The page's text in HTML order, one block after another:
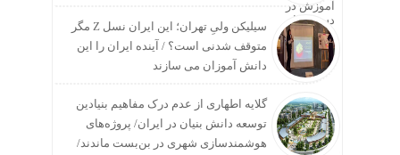
سیلیکن ولیِ تهران؛ این ایران نسل Z مگر
متوقف شدنی است؟ / آینده ایران را این
دانش آموزان می سازند
گلایه اطهاری از عدم درک مفاهیم بنیادین
توسعه دانش بنیان در ایران/ پروژه‌های
هوشمندسازی شهری در بن‌بست ماندند/